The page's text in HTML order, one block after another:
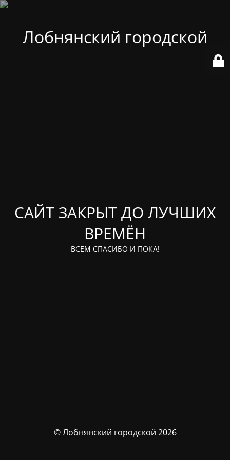
Лобнянский городской
САЙТ ЗАКРЫТ ДО ЛУЧШИХ
ВРЕМЁН
ВСЕМ СПАСИБО И ПОКА!
© Лобнянский городской 2026